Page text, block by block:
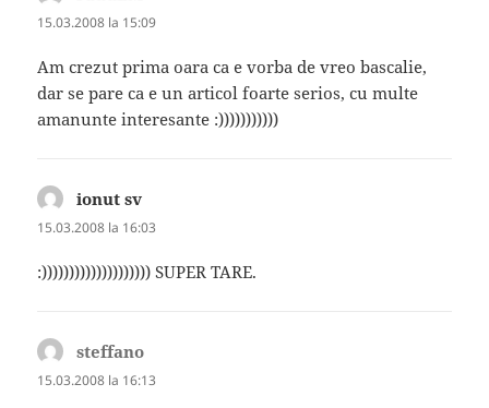
15.03.2008 la 15:09
Am crezut prima oara ca e vorba de vreo bascalie,
dar se pare ca e un articol foarte serios, cu multe
amanunte interesante :)))))))))))
ionut sv
15.03.2008 la 16:03
:)))))))))))))))))))) SUPER TARE.
steffano
15.03.2008 la 16:13